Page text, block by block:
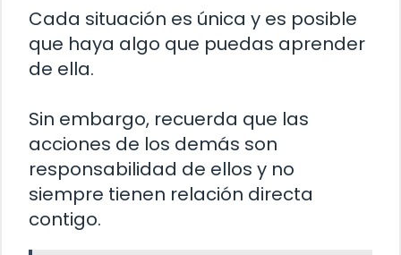
Cada situación es única y es posible
que haya algo que puedas aprender
de ella.
Sin embargo, recuerda que las
acciones de los demás son
responsabilidad de ellos y no
siempre tienen relación directa
contigo.